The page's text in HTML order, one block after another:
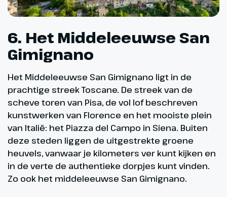
6. Het Middeleeuwse San
Gimignano
Het Middeleeuwse San Gimignano ligt in de
prachtige streek Toscane. De streek van de
scheve toren van Pisa, de vol lof beschreven
kunstwerken van Florence en het mooiste plein
van Italië: het Piazza del Campo in Siena. Buiten
deze steden liggen de uitgestrekte groene
heuvels, vanwaar je kilometers ver kunt kijken en
in de verte de authentieke dorpjes kunt vinden.
Zo ook het middeleeuwse San Gimignano.